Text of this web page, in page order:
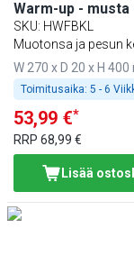
Warm-up - musta
SKU: HWFBKL
Muotonsa ja pesun
sekä
W 270 x D 20 x H 400
Toimitusaika: 5 - 6
53,99 €*
RRP 68,99 €
Lisää